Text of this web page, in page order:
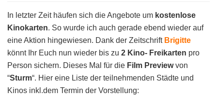
In letzter Zeit häufen sich die Angebote um kostenlose
Kinokarten. So wurde ich auch gerade ebend wieder auf
eine Aktion hingewiesen. Dank der Zeitschrift Brigitte
könnt Ihr Euch nun wieder bis zu 2 Kino- Freikarten pro
Person sichern. Dieses Mal für die Film Previewvon
“Sturm“. Hier eine Liste der teilnehmenden Städte und
Kinos inkl.dem Termin der Vorstellung: